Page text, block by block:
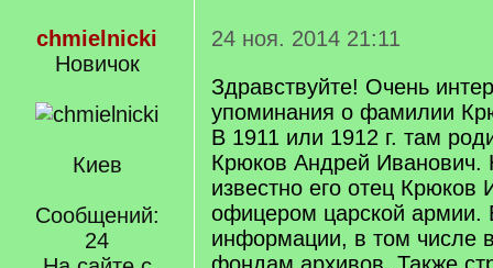
chmielnicki
Новичок
Киев
Сообщений:
24
24 ноя. 2014 21:11
Здравствуйте! Очень
упоминания о фамилии
В 1911 или 1912 г. там
Крюков Андрей Иванович.
известно его отец Крюков
офицером царской армии.
информации, в том числе